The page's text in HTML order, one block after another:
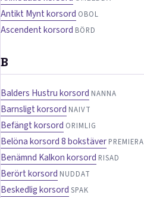
Antikt Mynt korsord OBOL
Ascendent korsord BÖRD
B
Balders Hustru korsord NANNA
Barnsligt korsord NAIVT
Befängt korsord ORIMLIG
Belöna korsord 8 bokstäver PREMIERA
Benämnd Kalkon korsord RISAD
Berört korsord NUDDAT
Beskedlig korsord SPAK